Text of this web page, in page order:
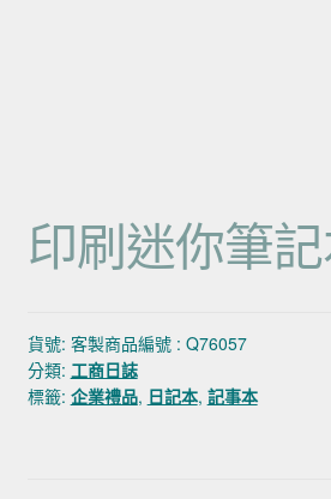
印刷迷你筆
貨號: 客製商品編號 : Q76057
分類: 工商日誌
標籤: 企業禮品, 日記本, 記事本